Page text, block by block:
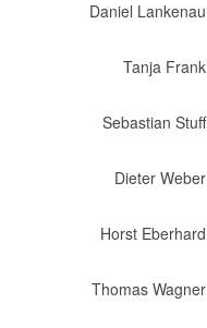
Daniel Lankenau
Tanja Frank
Sebastian Stuff
Dieter Weber
Horst Eberhard
Thomas Wagner